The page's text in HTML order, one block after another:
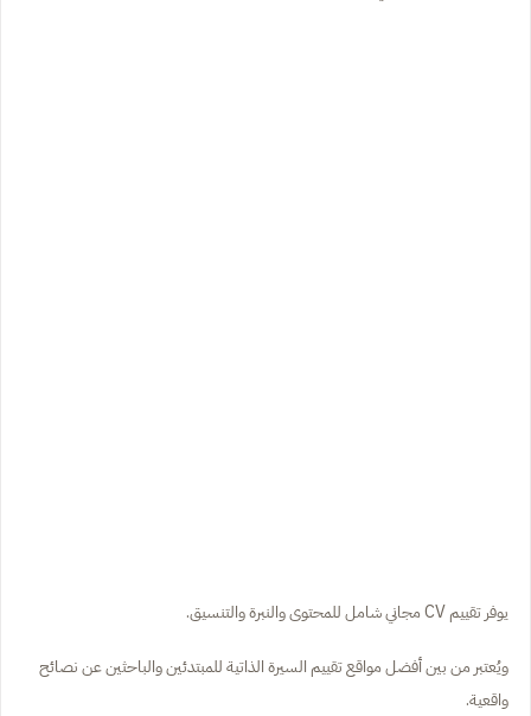
يوفر تقييم CV مجاني شامل للمحتوى والنبرة والتنسيق.
ويُعتبر من بين أفضل مواقع تقييم السيرة الذاتية للمبتدئين والباحثين عن نصائح
واقعية.